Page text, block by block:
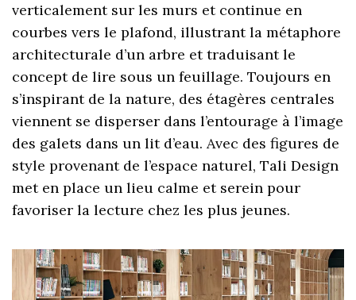
verticalement sur les murs et continue en
courbes vers le plafond, illustrant la métaphore
architecturale d’un arbre et traduisant le
concept de lire sous un feuillage. Toujours en
s’inspirant de la nature, des étagères centrales
viennent se disperser dans l’entourage à l’image
des galets dans un lit d’eau. Avec des figures de
style provenant de l’espace naturel, Tali Design
met en place un lieu calme et serein pour
favoriser la lecture chez les plus jeunes.